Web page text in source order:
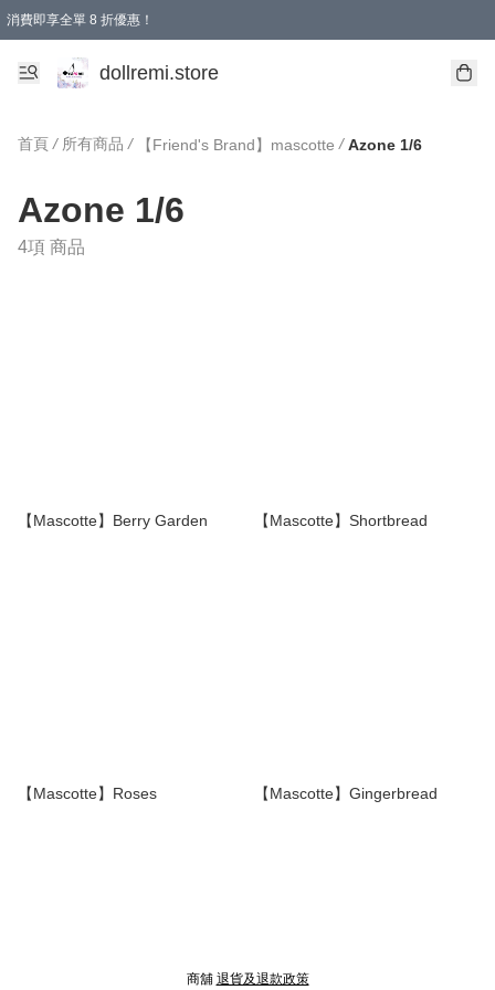
消費即享全單 8 折優惠！
購物滿 HKD 1500.00即享免運費優惠！（適用於 本地送貨、本地取貨、國際送貨 )
dollremi.store
首頁 / 所有商品 / 【Friend's Brand】mascotte / Azone 1/6
Azone 1/6
4項 商品
【Mascotte】Berry Garden 【Mascotte】Shortbread
【Mascotte】Roses 【Mascotte】Gingerbread
商舖 退貨及退款政策